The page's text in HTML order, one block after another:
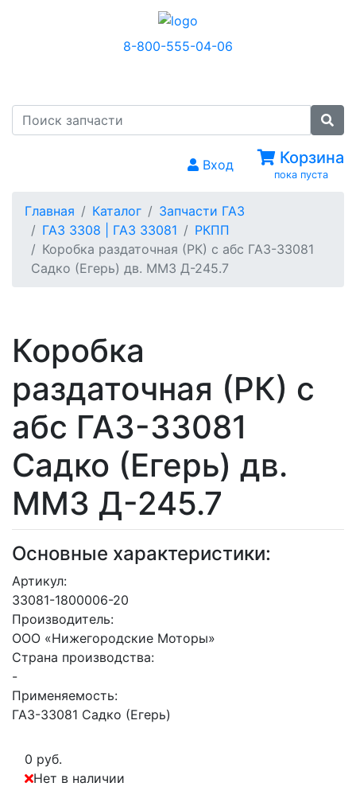
8-800-555-04-06
Вход Корзина
пока пуста
Главная Каталог
Запчасти ГАЗ
ГАЗ 3308 | ГАЗ 33081
РКПП
Коробка раздаточная (РК) с абс ГАЗ-33081
Садко (Егерь) дв. ММЗ Д-245.7
Коробка
раздаточная (РК) с
абс ГАЗ-33081
Садко (Егерь) дв.
ММЗ Д-245.7
Основные характеристики:
Артикул:
33081-1800006-20
Производитель:
ООО «Нижегородские Моторы»
Страна производства:
-
Применяемость:
ГАЗ-33081 Садко (Егерь)
0 руб.
Нет в наличии